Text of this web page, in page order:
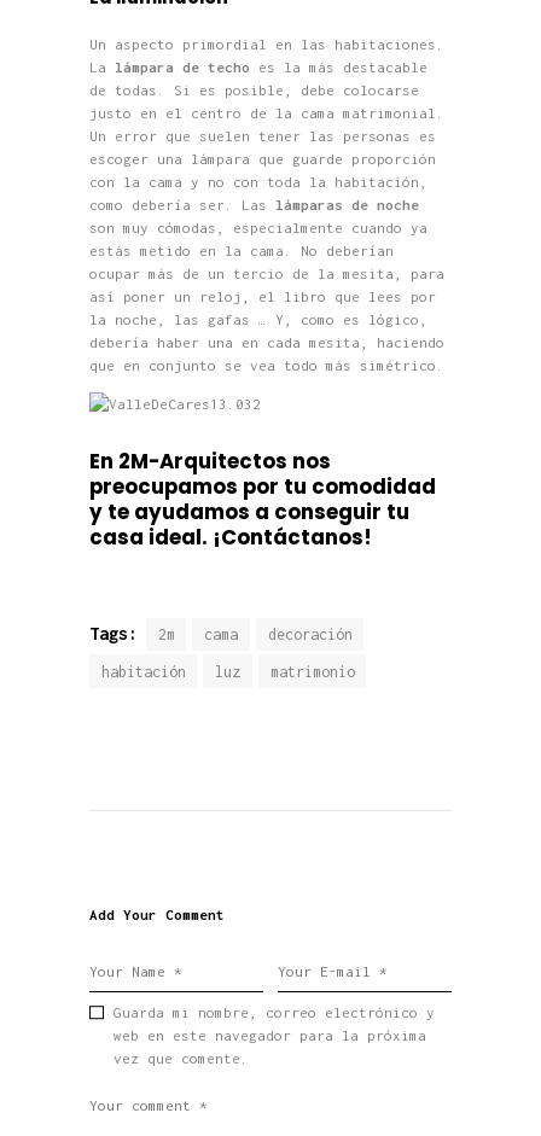
Un aspecto primordial en las habitaciones.
La lámpara de techo es la más destacable
de todas. Si es posible, debe colocarse
justo en el centro de la cama matrimonial.
Un error que suelen tener las personas es
escoger una lámpara que guarde proporción
con la cama y no con toda la habitación,
como debería ser. Las lámparas de noche
son muy cómodas, especialmente cuando ya
estás metido en la cama. No deberían
ocupar más de un tercio de la mesita, para
así poner un reloj, el libro que lees por
la noche, las gafas … Y, como es lógico,
debería haber una en cada mesita, haciendo
que en conjunto se vea todo más simétrico.
En 2M-Arquitectos nos
preocupamos por tu comodidad
y te ayudamos a conseguir tu
casa ideal. ¡Contáctanos!
Tags: 2m cama decoración
habitación luz matrimonio
Add Your Comment
Guarda mi nombre, correo electrónico y
web en este navegador para la próxima
vez que comente.